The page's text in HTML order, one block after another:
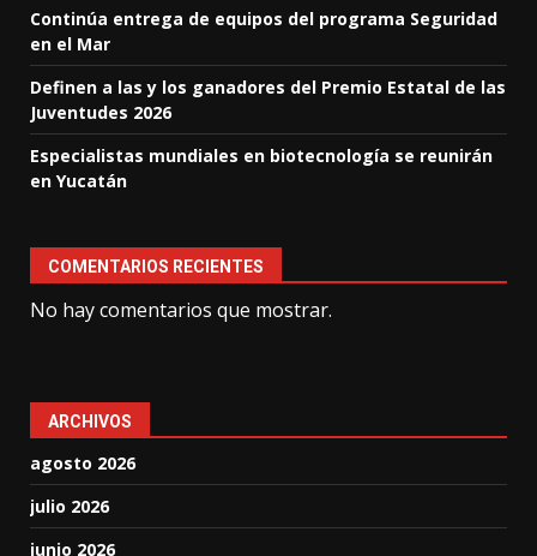
Continúa entrega de equipos del programa Seguridad
en el Mar
Definen a las y los ganadores del Premio Estatal de las
Juventudes 2026
Especialistas mundiales en biotecnología se reunirán
en Yucatán
COMENTARIOS RECIENTES
No hay comentarios que mostrar.
ARCHIVOS
agosto 2026
julio 2026
junio 2026